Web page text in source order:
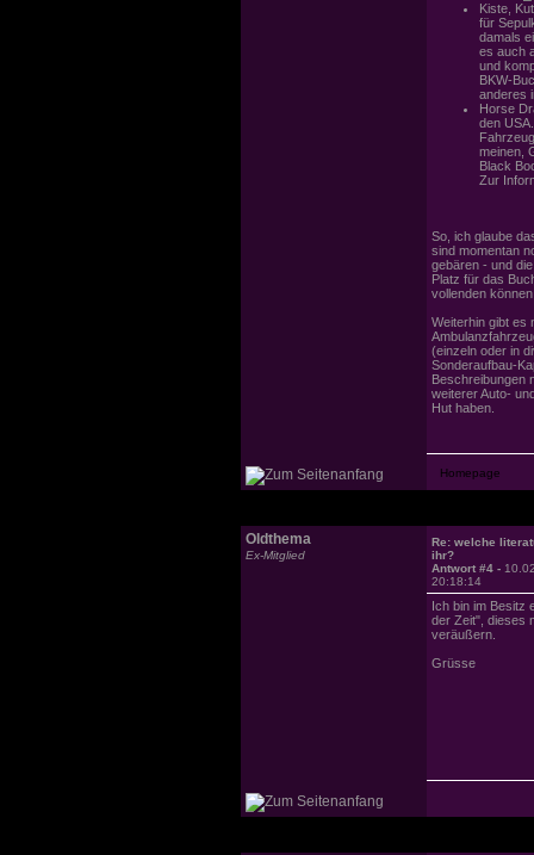
Kiste,
für
damals
es auch
und
BKW-
anderes
Horse
den
meinen,
Black
Zur
So, ich glaube
sind momentan
gebären - und
Platz für das
vollenden
Weiterhin gibt es
(einzeln oder in
Sonderaufbau-
Beschreibungen
weiterer Auto-
Hut haben.
Oldthema
Ex-Mitglied
Re: welche
ihr?
Antwort #4 -
20:18:14
Ich bin im Besitz
der Zeit", dieses
veräußern.
Grüsse